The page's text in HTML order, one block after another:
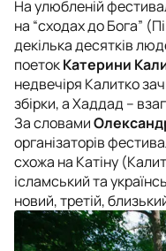
На улюбленій
на “сходах до Бога”
декілька десятків
поетокКатерини
недвечіря Калитко
збірки, а Хаддад –
За словами
організаторів
схожа на Катіну
ісламський та
новий, третій,